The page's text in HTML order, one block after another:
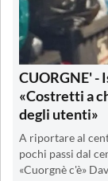
CUORGNE' -
«Costretti a
degli utenti»
A riportare al
pochi passi dal
«Cuorgnè c'è»